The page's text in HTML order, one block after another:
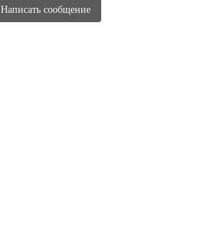
Написать сообщение